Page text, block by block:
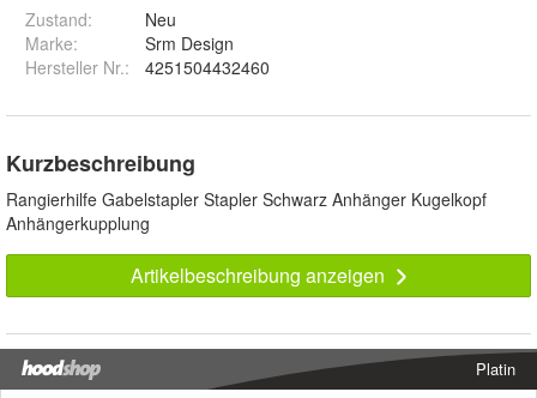
Zustand:
Neu
Marke:
Srm Design
Hersteller Nr.:
4251504432460
Kurzbeschreibung
Rangierhilfe Gabelstapler Stapler Schwarz Anhänger Kugelkopf
Anhängerkupplung
Artikelbeschreibung anzeigen
Platin